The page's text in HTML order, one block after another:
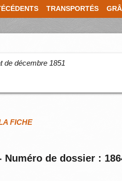
TRANSPORTÉS
de décembre 1851
FICHE
Numéro de dossier :